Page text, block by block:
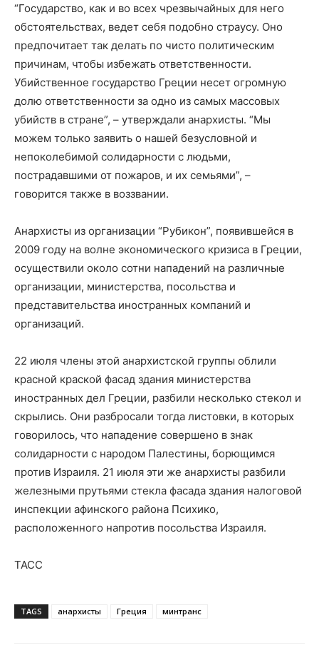
“Государство, как и во всех чрезвычайных для него
обстоятельствах, ведет себя подобно страусу. Оно
предпочитает так делать по чисто политическим
причинам, чтобы избежать ответственности.
Убийственное государство Греции несет огромную
долю ответственности за одно из самых массовых
убийств в стране”, – утверждали анархисты. “Мы
можем только заявить о нашей безусловной и
непоколебимой солидарности с людьми,
пострадавшими от пожаров, и их семьями”, –
говорится также в воззвании.
Анархисты из организации “Рубикон”, появившейся в
2009 году на волне экономического кризиса в Греции,
осуществили около сотни нападений на различные
организации, министерства, посольства и
представительства иностранных компаний и
организаций.
22 июля члены этой анархистской группы облили
красной краской фасад здания министерства
иностранных дел Греции, разбили несколько стекол и
скрылись. Они разбросали тогда листовки, в которых
говорилось, что нападение совершено в знак
солидарности с народом Палестины, борющимся
против Израиля. 21 июля эти же анархисты разбили
железными прутьями стекла фасада здания налоговой
инспекции афинского района Психико,
расположенного напротив посольства Израиля.
ТАСС
TAGS анархисты Греция минтранс